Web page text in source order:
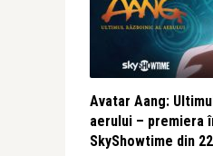
Avatar Aang:
aerului – premiera
SkyShowtime din